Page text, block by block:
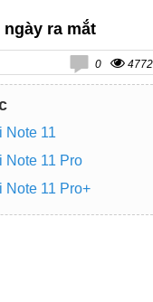
ra mắt
0 4772
Note 11
Note 11 Pro
Note 11 Pro+